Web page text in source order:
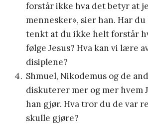
forstår ikke hva det betyr at
mennesker», sier han. Har du
tenkt at du ikke helt forstår
følge Jesus? Hva kan vi lære
disiplene?
Shmuel, Nikodemus og de
diskuterer mer og mer hvem
han gjør. Hva tror du de var
skulle gjøre?